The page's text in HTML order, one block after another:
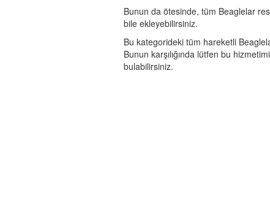
Bunun da ötesinde, tüm Beaglelar
bile ekleyebilirsiniz.
Bu kategorideki tüm hareketli
Bunun karşılığında lütfen bu
bulabilirsiniz.